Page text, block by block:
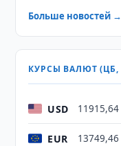
Больше новостей →
КУРСЫ ВАЛЮТ (ЦБ,
USD
EUR